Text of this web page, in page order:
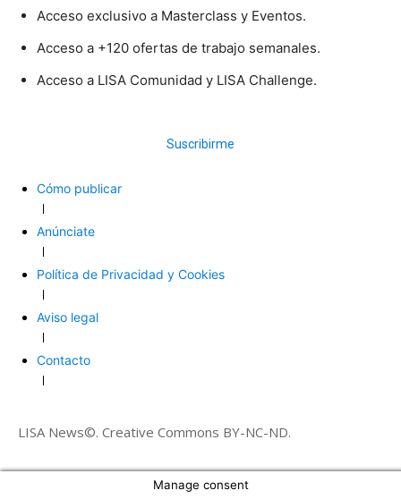
Acceso exclusivo a Masterclass y Eventos.
Acceso a +120 ofertas de trabajo semanales.
Acceso a LISA Comunidad y LISA Challenge.
Suscribirme
Cómo publicar
Anúnciate
Política de Privacidad y Cookies
Aviso legal
Contacto
LISA News©. Creative Commons BY-NC-ND.
Manage consent